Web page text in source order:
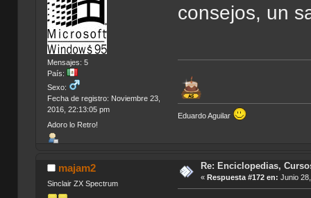
Mensajes: 5
País:
Sexo:
Fecha de registro: Noviembre 23,
2016, 22:13:05 pm
Adoro lo Retro!
consejos, un
Eduardo Aguilar
majam2
Sinclair ZX Spectrum
Re: Enciclopedias,
« Respuesta #172 en: Junio